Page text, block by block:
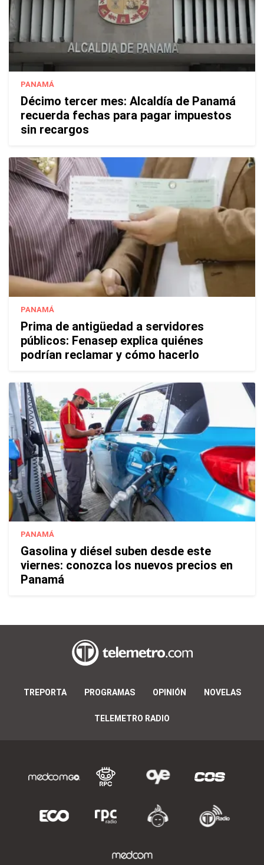
PANAMÁ
Décimo tercer mes: Alcaldía de Panamá
recuerda fechas para pagar impuestos
sin recargos
PANAMÁ
Prima de antigüedad a servidores
públicos: Fenasep explica quiénes
podrían reclamar y cómo hacerlo
PANAMÁ
Gasolina y diésel suben desde este
viernes: conozca los nuevos precios en
Panamá
TREPORTA PROGRAMAS OPINIÓN NOVELAS
TELEMETRO RADIO